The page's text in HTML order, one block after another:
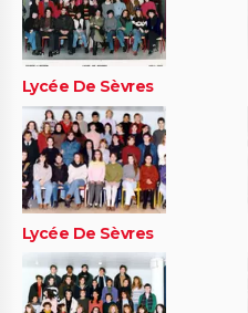
Lycée De Sèvres
Lycée De Sèvres